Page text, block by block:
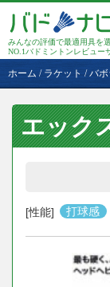
みんなの評価で最適用具を
NO.1バドミントンレビュー
ホーム / ラケット /バボ
エック
[性能] 打球感